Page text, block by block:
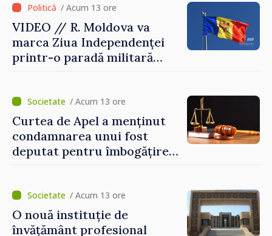
/ Acum 13 ore
VIDEO // R. Moldova va
marca Ziua Independenței
printr-o paradă militară
eforturile pentru
consolidarea capacităților
de apărare”
/ Acum 13 ore
Curtea de Apel a menținut
condamnarea unui fost
deputat pentru îmbogățire
de lei
/ Acum 13 ore
O nouă instituție de
învățământ profesional